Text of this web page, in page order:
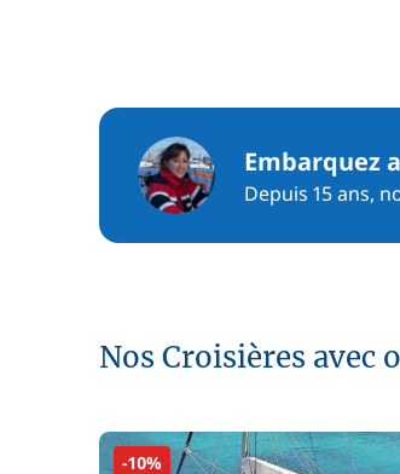
Embarquez
Depuis 15 ans,
Nos Croisières avec
-10%